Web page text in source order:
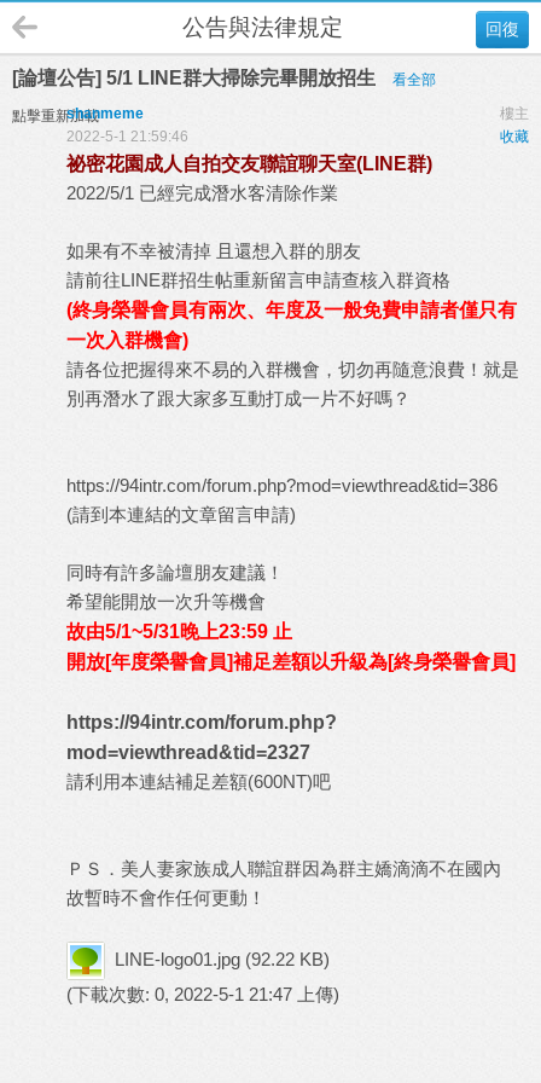
回復
公告與法律規定
[論壇公告] 5/1 LINE群大掃除完畢開放招生 看全部
點擊重新加載 樓主
shanmeme
收藏
2022-5-1 21:59:46
祕密花園成人自拍交友聯誼聊天室(LINE群)
2022/5/1 已經完成潛水客清除作業
如果有不幸被清掉 且還想入群的朋友
請前往LINE群招生帖重新留言申請查核入群資格
(終身榮譽會員有兩次、年度及一般免費申請者僅只有
一次入群機會)
請各位把握得來不易的入群機會，切勿再隨意浪費！就是
別再潛水了跟大家多互動打成一片不好嗎？
https://94intr.com/forum.php?mod=viewthread&tid=386
(請到本連結的文章留言申請)
同時有許多論壇朋友建議！
希望能開放一次升等機會
故由5/1~5/31晚上23:59 止
開放[年度榮譽會員]補足差額以升級為[終身榮譽會員]
https://94intr.com/forum.php?
mod=viewthread&tid=2327
請利用本連結補足差額(600NT)吧
ＰＳ．美人妻家族成人聯誼群因為群主嬌滴滴不在國內
故暫時不會作任何更動！
LINE-logo01.jpg (92.22 KB)
(下載次數: 0, 2022-5-1 21:47 上傳)